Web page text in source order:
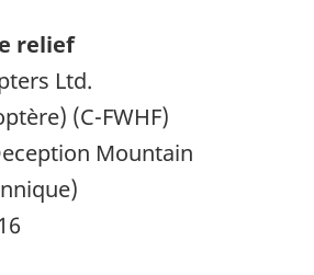
relief
Ltd.
(C-FWHF)
Mountain